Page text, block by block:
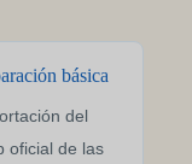
básica
del
oficial de las